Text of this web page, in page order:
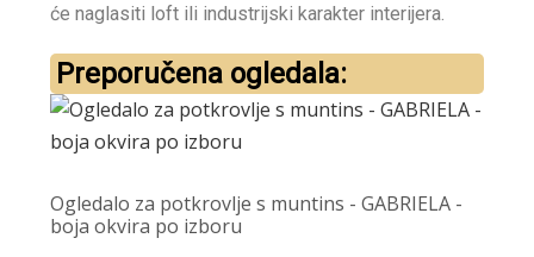
će naglasiti loft ili industrijski karakter interijera.
Preporučena ogledala:
Ogledalo za potkrovlje s muntins - GABRIELA -
boja okvira po izboru